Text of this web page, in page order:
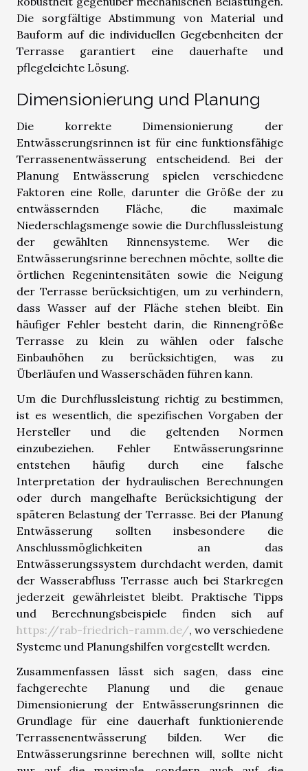
Die sorgfältige Abstimmung von Material und
Bauform auf die individuellen Gegebenheiten der
Terrasse garantiert eine dauerhafte und
pflegeleichte Lösung.
Dimensionierung und Planung
Die korrekte Dimensionierung der
Entwässerungsrinnen ist für eine funktionsfähige
Terrassenentwässerung entscheidend. Bei der
Planung Entwässerung spielen verschiedene
Faktoren eine Rolle, darunter die Größe der zu
entwässernden Fläche, die maximale
Niederschlagsmenge sowie die Durchflussleistung
der gewählten Rinnensysteme. Wer die
Entwässerungsrinne berechnen möchte, sollte die
örtlichen Regenintensitäten sowie die Neigung
der Terrasse berücksichtigen, um zu verhindern,
dass Wasser auf der Fläche stehen bleibt. Ein
häufiger Fehler besteht darin, die Rinnengröße
Terrasse zu klein zu wählen oder falsche
Einbauhöhen zu berücksichtigen, was zu
Überläufen und Wasserschäden führen kann.
Um die Durchflussleistung richtig zu bestimmen,
ist es wesentlich, die spezifischen Vorgaben der
Hersteller und die geltenden Normen
einzubeziehen. Fehler Entwässerungsrinne
entstehen häufig durch eine falsche
Interpretation der hydraulischen Berechnungen
oder durch mangelhafte Berücksichtigung der
späteren Belastung der Terrasse. Bei der Planung
Entwässerung sollten insbesondere die
Anschlussmöglichkeiten an das
Entwässerungssystem durchdacht werden, damit
der Wasserabfluss Terrasse auch bei Starkregen
jederzeit gewährleistet bleibt. Praktische Tipps
und Berechnungsbeispiele finden sich auf
https://rab-friedrich-ramm.de/, wo verschiedene
Systeme und Planungshilfen vorgestellt werden.
Zusammenfassen lässt sich sagen, dass eine
fachgerechte Planung und die genaue
Dimensionierung der Entwässerungsrinnen die
Grundlage für eine dauerhaft funktionierende
Terrassenentwässerung bilden. Wer die
Entwässerungsrinne berechnen will, sollte nicht